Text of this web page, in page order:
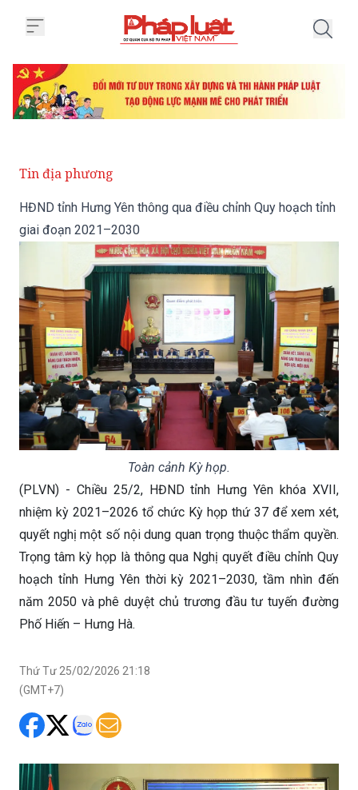
Tin địa phương
HĐND tỉnh Hưng Yên thông qua điều chỉnh Quy hoạch tỉnh
giai đoạn 2021–2030
Toàn cảnh Kỳ họp.
(PLVN) - Chiều 25/2, HĐND tỉnh Hưng Yên khóa XVII,
nhiệm kỳ 2021–2026 tổ chức Kỳ họp thứ 37 để xem xét,
quyết nghị một số nội dung quan trọng thuộc thẩm quyền.
Trọng tâm kỳ họp là thông qua Nghị quyết điều chỉnh Quy
hoạch tỉnh Hưng Yên thời kỳ 2021–2030, tầm nhìn đến
năm 2050 và phê duyệt chủ trương đầu tư tuyến đường
Phố Hiến – Hưng Hà.
Thứ Tư 25/02/2026 21:18
(GMT+7)